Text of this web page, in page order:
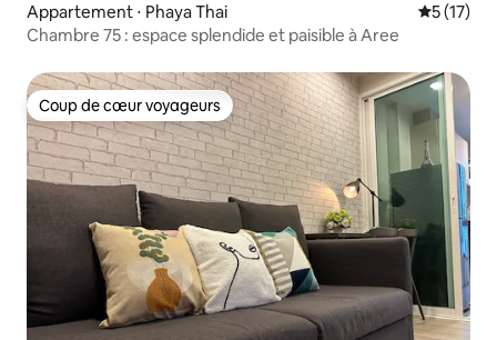
Appartement ⋅ Phaya Thai
5 (17)
Chambre 75 : espace splendide et paisible à Aree
Coup de cœur voyageurs
Coup de cœur voyageurs